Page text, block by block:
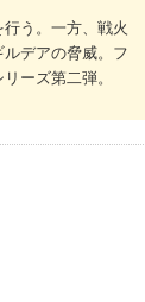
う。一方、戦火
デアの脅威。フ
ーズ第二弾。